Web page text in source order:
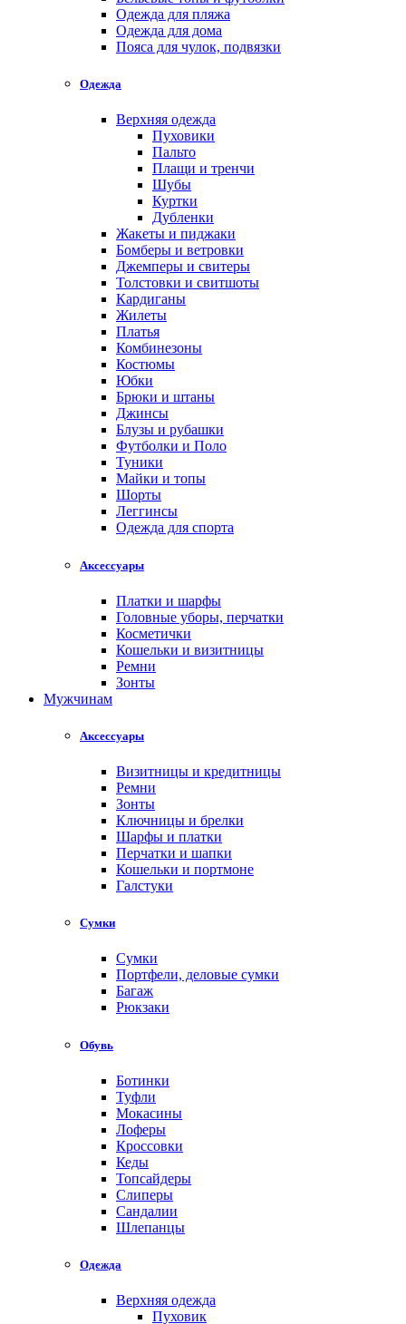
Одежда для пляжа
Одежда для дома
Пояса для чулок, подвязки
Одежда
Верхняя одежда
Пуховики
Пальто
Плащи и тренчи
Шубы
Куртки
Дубленки
Жакеты и пиджаки
Бомберы и ветровки
Джемперы и свитеры
Толстовки и свитшоты
Кардиганы
Жилеты
Платья
Комбинезоны
Костюмы
Юбки
Брюки и штаны
Джинсы
Блузы и рубашки
Футболки и Поло
Туники
Майки и топы
Шорты
Леггинсы
Одежда для спорта
Аксессуары
Платки и шарфы
Головные уборы, перчатки
Косметички
Кошельки и визитницы
Ремни
Зонты
Мужчинам
Аксессуары
Визитницы и кредитницы
Ремни
Зонты
Ключницы и брелки
Шарфы и платки
Перчатки и шапки
Кошельки и портмоне
Галстуки
Сумки
Сумки
Портфели, деловые сумки
Багаж
Рюкзаки
Обувь
Ботинки
Туфли
Мокасины
Лоферы
Кроссовки
Кеды
Топсайдеры
Слиперы
Сандалии
Шлепанцы
Одежда
Верхняя одежда
Пуховик